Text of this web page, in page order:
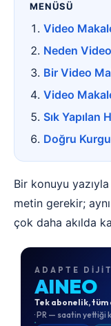
MENÜSÜ
Video
Neden
Bir Video
Video
Sık Yapılan
Doğru
Bir konuyu
metin gerekir;
çok daha akılda
ADAPTE
AINEO
Tek abonelik,
· PR — saatin yettiği